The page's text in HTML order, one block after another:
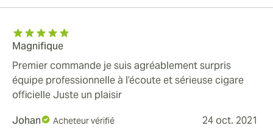
Magnifique
Premier commande je suis agréablement surpris
équipe professionnelle à l’écoute et sérieuse cigare
officielle Juste un plaisir
Johan
Acheteur vérifié 24 oct. 2021